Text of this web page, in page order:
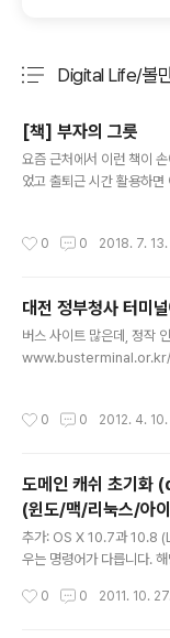
Digital Life/볼
[책] 부자의 그릇
요즘 근처에서 이런 책이
었고 출퇴근 시간 활용하면
자체는 전형적이지만 괜찮
닌 것 처럼 느껴졌다.
0 0 2018. 7. 13.
대전 정부청사 터미
버스 사이트 많은데, 정작
www.busterminal.or.kr/
0 0 2012. 4. 10.
도메인 캐쉬 초기
(윈도/맥/리눅스/아
추가: OS X 10.7과 10.8
우는 명령어가 다릅니다.
대로 뜨지 않는 경우가 있
0 0 2011. 10. 27.